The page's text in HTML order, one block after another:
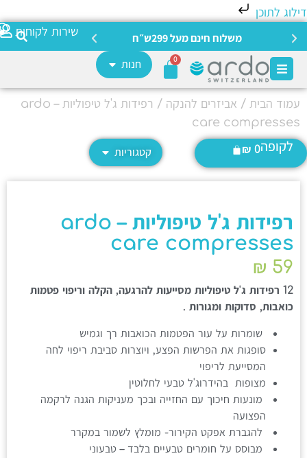
לתוכן
שירות לקוחות
משלוח חינם מעל 299ש״ח צריכה
חנות
עמוד הבית/אביזרים להנקה
/ רפידות ג'ל טיפוליות – ardo
care compresses
לקופה ₪0 קטגוריות
רפידות ג'ל טיפוליות – ardo
care compresses
₪59
12 רפידות ג'ל טיפוליות מסייעות להרגעה, הקלה וריפוי פטמות
כואבות, סדוקות ומגורות .
שומרות על עור הפטמות הכואבות רך וגמיש
סופגות את הפרשות הפצע, ויוצרות סביבת ריפוי לחה
המסייעת לריפוי
מצופות בהידרוג'ל טבעי לחלוטין
מונעות חיכוך עם החזייה ובכך מעניקות הגנה לרקמה
הפצועה
להגברת אפקט הקירור- מומלץ לשמור במקרר
מבוסס על חומרים טבעיים בלבד – טבעוני